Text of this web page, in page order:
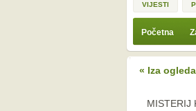
VIJESTI
Početna
« Iza
MISTERIJ